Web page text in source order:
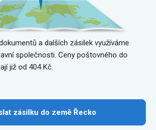
a dalších zásilek využíváme
společnosti. Ceny poštovného do
již od 404 Kč.
zásilku do země Řecko